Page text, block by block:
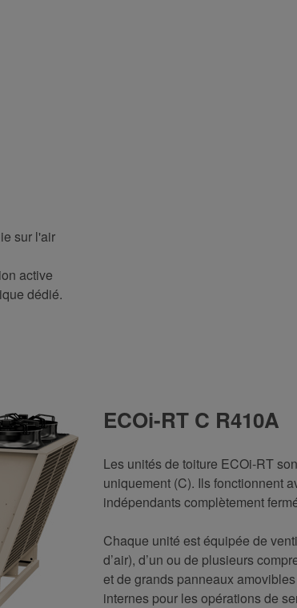
sur l'air
active
dédié.
ECOi-RT C R410A
Les unités de toiture ECOi-RT
uniquement (C). Ils fonctionnent
indépendants complètement
Chaque unité est équipée de
d’air), d’un ou de plusieurs
et de grands panneaux
internes pour les opérations de